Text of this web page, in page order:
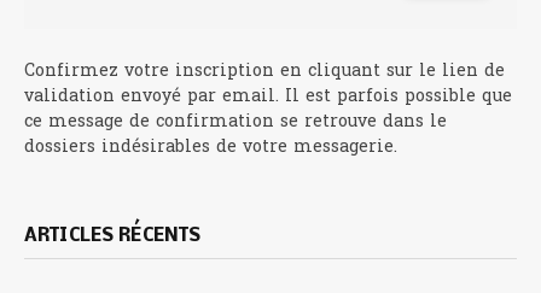
Confirmez votre inscription en cliquant sur le lien de
validation envoyé par email. Il est parfois possible que
ce message de confirmation se retrouve dans le
dossiers indésirables de votre messagerie.
ARTICLES RÉCENTS